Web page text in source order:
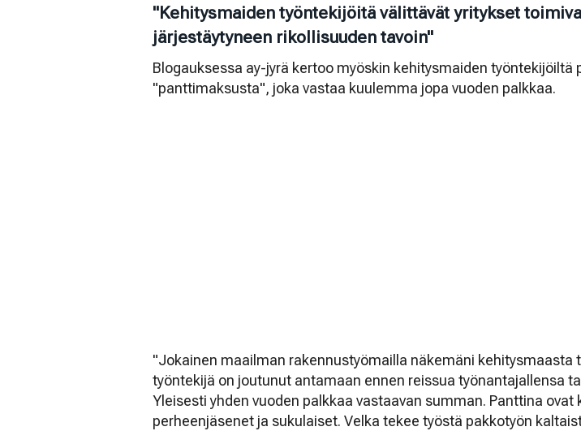
"Kehitysmaiden työntekijöitä välittävät yritykset
järjestäytyneen rikollisuuden tavoin"
Blogauksessa ay-jyrä kertoo myöskin kehitysmaiden työntekijöiltä
"panttimaksusta", joka vastaa kuulemma jopa vuoden palkkaa.
"Jokainen maailman rakennustyömailla näkemäni kehitysmaasta
työntekijä on joutunut antamaan ennen reissua työnantajallensa
Yleisesti yhden vuoden palkkaa vastaavan summan. Panttina ovat
perheenjäsenet ja sukulaiset. Velka tekee työstä pakkotyön